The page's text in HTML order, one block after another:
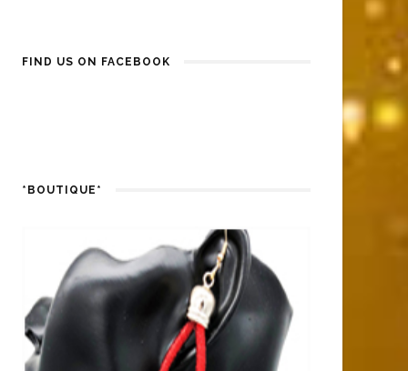
FIND US ON FACEBOOK
*BOUTIQUE*